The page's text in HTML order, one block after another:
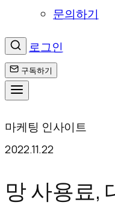
문의하기
로그인
구독하기
텐
츠
로
바
마케팅 인사이트
2022.11.22
망 사용료,